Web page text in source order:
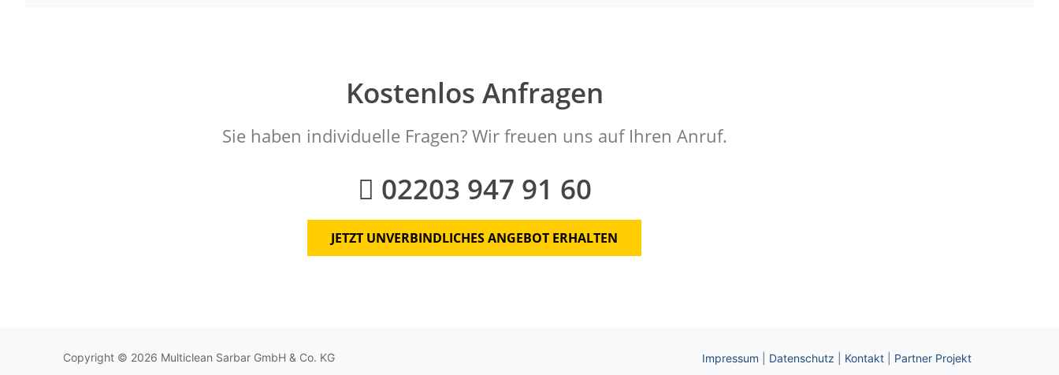
Kostenlos Anfragen
Sie haben individuelle Fragen? Wir freuen uns auf Ihren Anruf.
02203 947 91 60
JETZT UNVERBINDLICHES ANGEBOT ERHALTEN
Copyright © 2026 Multiclean Sarbar GmbH & Co. KG Impressum Datenschutz Kontakt| Partner Projekt